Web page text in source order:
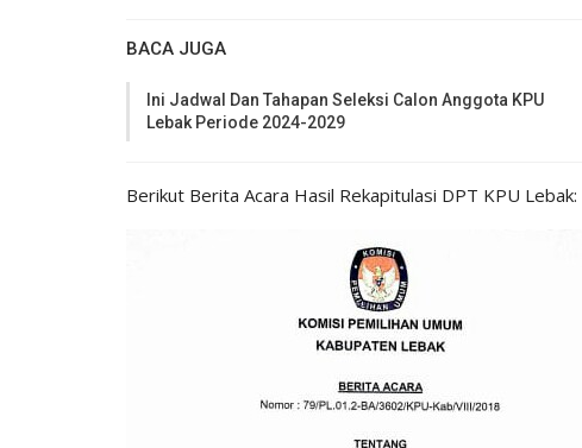
BACA JUGA
Ini Jadwal Dan Tahapan Seleksi Calon Anggota KPU
Lebak Periode 2024-2029
Berikut Berita Acara Hasil Rekapitulasi DPT KPU Lebak: